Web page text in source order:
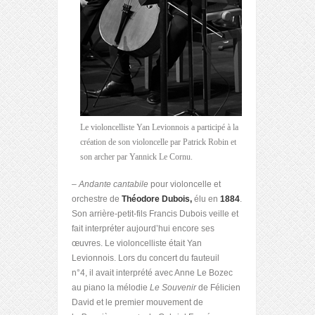
Le violoncelliste Yan Levionnois a participé à la
création de son violoncelle par Patrick Robin et
son archer par Yannick Le Cornu.
– Andante cantabile pour violoncelle et
orchestre de Théodore Dubois, élu en 1884.
Son arrière-petit-fils Francis Dubois veille et
fait interpréter aujourd’hui encore ses
œuvres. Le violoncelliste était Yan
Levionnois. Lors du concert du fauteuil
n°4, il avait interprété avec Anne Le Bozec
au piano la mélodie Le Souvenirde Félicien
David et le premier mouvement de